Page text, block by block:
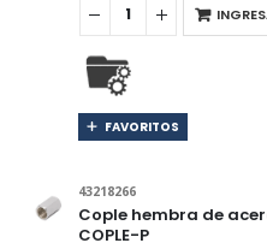
FAVORITOS
43218266
Cople hembra de
COPLE-P